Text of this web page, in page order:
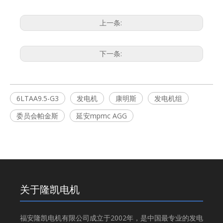
上一条:
下一条:
6LTAA9.5-G3 发电机 康明斯
发电机组
委员会帕金斯
延安mpmc AGG
关于隆凯电机
福安隆凯电机有限公司成立于2002年，是中国最专业的发电